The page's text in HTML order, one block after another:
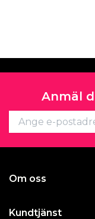
Anmäl
Om oss
Kundtjänst